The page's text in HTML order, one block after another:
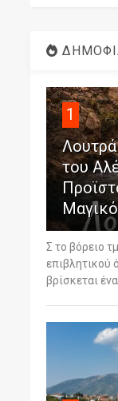
1
του
Σ το βόρειο
επιβλητικού
βρίσκεται